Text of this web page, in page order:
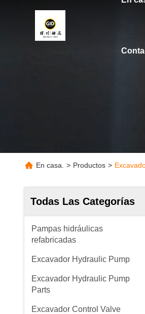
En casa. > Productos >
Todas Las Categorías
Pampas hidráulicas
refabricadas
Excavador Hydraulic Pump
Excavador Hydraulic Pump
Parts
Excavador Control Valve